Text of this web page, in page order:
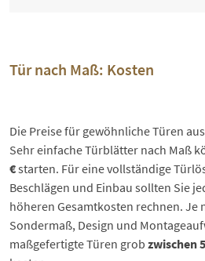
Tür nach Maß: Kosten
Die Preise für gewöhnliche Türen
Sehr einfache Türblätter nach Maß
€starten. Für eine vollständige
Beschlägen und Einbau sollten Sie
höheren Gesamtkosten rechnen. Je
Sondermaß, Design und
maßgefertigte Türen grob zwischen